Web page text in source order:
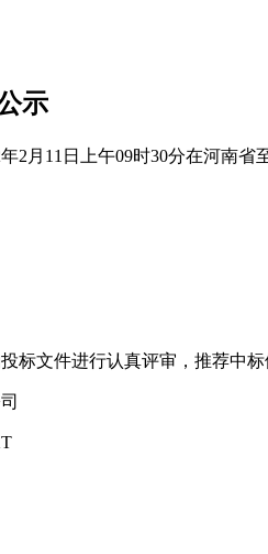
示
2月1 1 日上午09时30分在河南省
标文件进行认真评审，推荐中标